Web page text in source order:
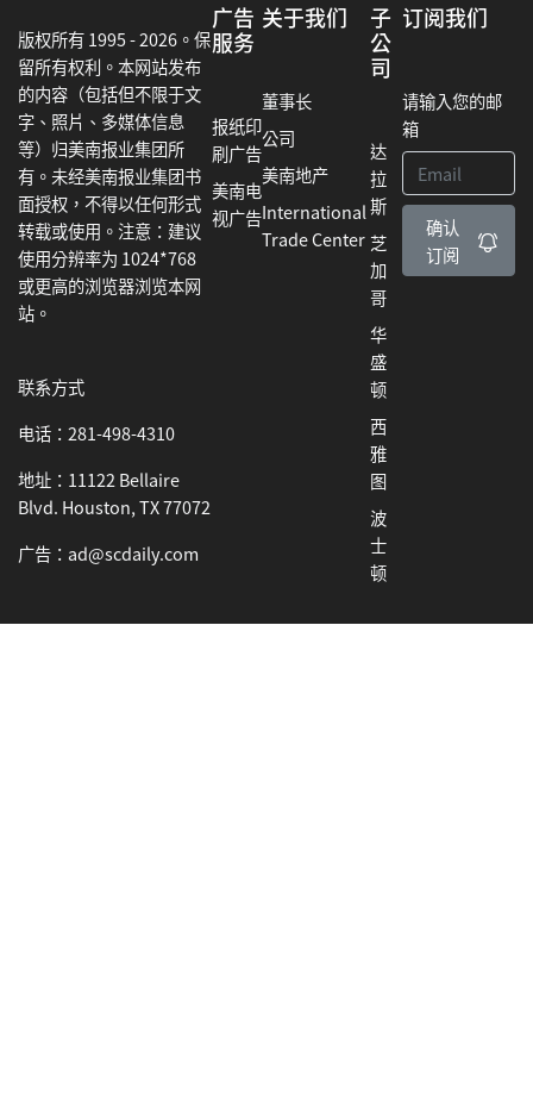
版权所有 1995 - 2026。保
留所有权利。本网站发布
的内容（包括但不限于文
字、照片、多媒体信息
等）归美南报业集团所
有。未经美南报业集团书
面授权，不得以任何形式
转载或使用。注意：建议
使用分辨率为 1024*768
或更高的浏览器浏览本网
站。
联系方式
电话：281-498-4310
地址：11122 Bellaire
Blvd. Houston, TX 77072
广告：ad@scdaily.com
广告
服务
报纸印
刷广告
美南电
视广告
关于我们
董事长
公司
美南地产
International
Trade Center
子
公
司
达
拉
斯
芝
加
哥
华
盛
顿
西
雅
图
波
士
顿
订阅我们
请输入您的邮
箱
确认
订阅